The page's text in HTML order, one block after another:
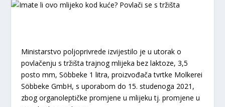
Ministarstvo poljoprivrede izvijestilo je u utorak o
povlačenju s tržišta trajnog mlijeka bez laktoze, 3,5
posto mm, Söbbeke 1 litra, proizvođača tvrtke Molkerei
Söbbeke GmbH, s uporabom do 15. studenoga 2021,
zbog organoleptičke promjene u mlijeku tj. promjene u